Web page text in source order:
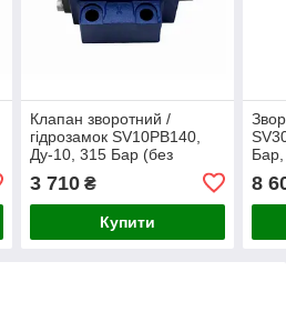
Клапан зворотний /
гідрозамок SV10PB140,
Ду-10, 315 Бар (без
3 710₴
Купити
8